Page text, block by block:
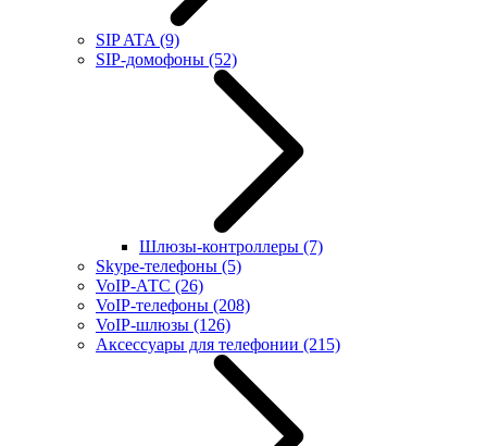
SIP ATA (9)
SIP-домофоны (52)
Шлюзы-контроллеры (7)
Skype-телефоны (5)
VoIP-АТС (26)
VoIP-телефоны (208)
VoIP-шлюзы (126)
Аксессуары для телефонии (215)